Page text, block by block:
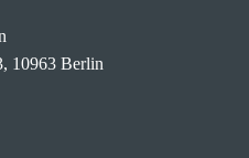
10963 Berlin